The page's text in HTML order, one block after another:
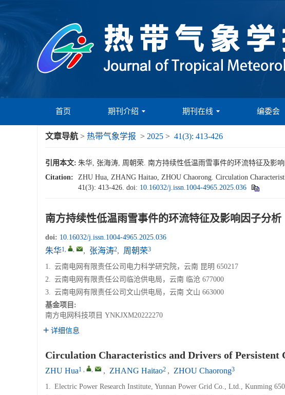
首页 期刊介绍 期刊在线 编委会
文章导航 > 热带气象学报 > 2025 > 41(3): 413-426
引用本文: 朱华, 张海涛, 周朝荣. 南方持续性低温雨雪事件的环流特征及影
Citation:
ZHU Hua, ZHANG Haitao, ZHOU Chaorong. Circulation
41(3): 413-426. doi: 10.16032/j.issn.1004-4965.2025.036
南方持续性低温雨雪事件的环流特征及影响因子分析
doi: 10.16032/j.issn.1004-4965.2025.036
朱华1, , , 张海涛2, 周朝荣3
1. 云南电网有限责任公司电力科学研究院，云南 昆明 650217
2. 云南电网有限责任公司临沧供电局，云南 临沧 677000
3. 云南电网有限责任公司文山供电局，云南 文山 663000
基金项目:
南方电网科技项目 YNKJXM20222270
详细信息
Circulation Characteristics and Drivers of Persistent
ZHU Hua1 , , , ZHANG Haitao2 , ZHOU Chaorong3
1. Electric Power Research Institute, Yunnan Power Grid Co., Ltd., Kunming